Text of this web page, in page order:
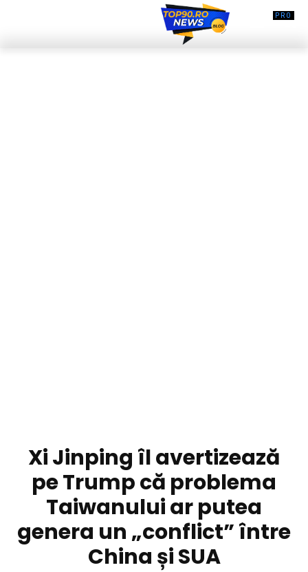
Xi Jinping îl avertizează
pe Trump că problema
Taiwanului ar putea
genera un „conflict” între
China și SUA